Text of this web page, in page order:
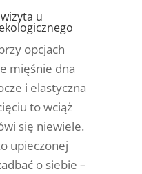
u
opcjach
mięśnie dna
i elastyczna
to wciąż
się niewiele.
upieczonej
o siebie –